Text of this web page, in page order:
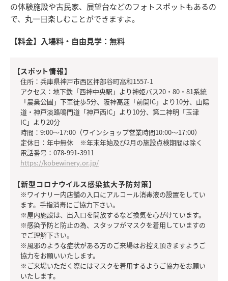
の体験施設や古民家、展望台などのフォトスポットもあるの
で、丸一日楽しむことができますよ。
【料金】入場料・自由見学：無料
【スポット情報】
住所：兵庫県神戸市西区押部谷町高和1557-1
アクセス：地下鉄「西神中央駅」より神姫バス20・80・81系統
「農業公園」下車徒歩5分、阪神高速「前開IC」より10分、山陽
道・神戸淡路鳴門道「神戸西IC」より10分、第二神明「玉津
IC」より20分
時間：9:00〜17:00（ワインショップ営業時間10:00～17:00）
定休日：年中無休 ※年末年始及び2月の施設点検期間は除く
電話番号：078-991-3911
https://kobewinery.or.jp/
【新型コロナウイルス感染拡大予防対策】
※ワイナリー内店舗の入口にアルコール消毒液の設置をしてい
ます。手指消毒にご協力下さい。
※屋内施設は、出入口を開放するなど換気を心がけています。
※感染予防と防止の為、スタッフがマスクを着用していますの
でご理解下さい。
※風邪のような症状がある方のご来場はお控え頂きますようご
協力をお願いいたします。
※ご来場いただく際にはマスクを着用するようご協力をお願い
いたします。